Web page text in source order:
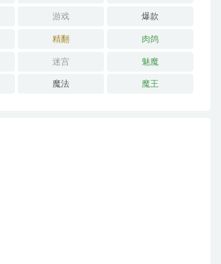
游戏 爆款
精翻 肉鸽
迷宫 魅魔
魔法 魔王